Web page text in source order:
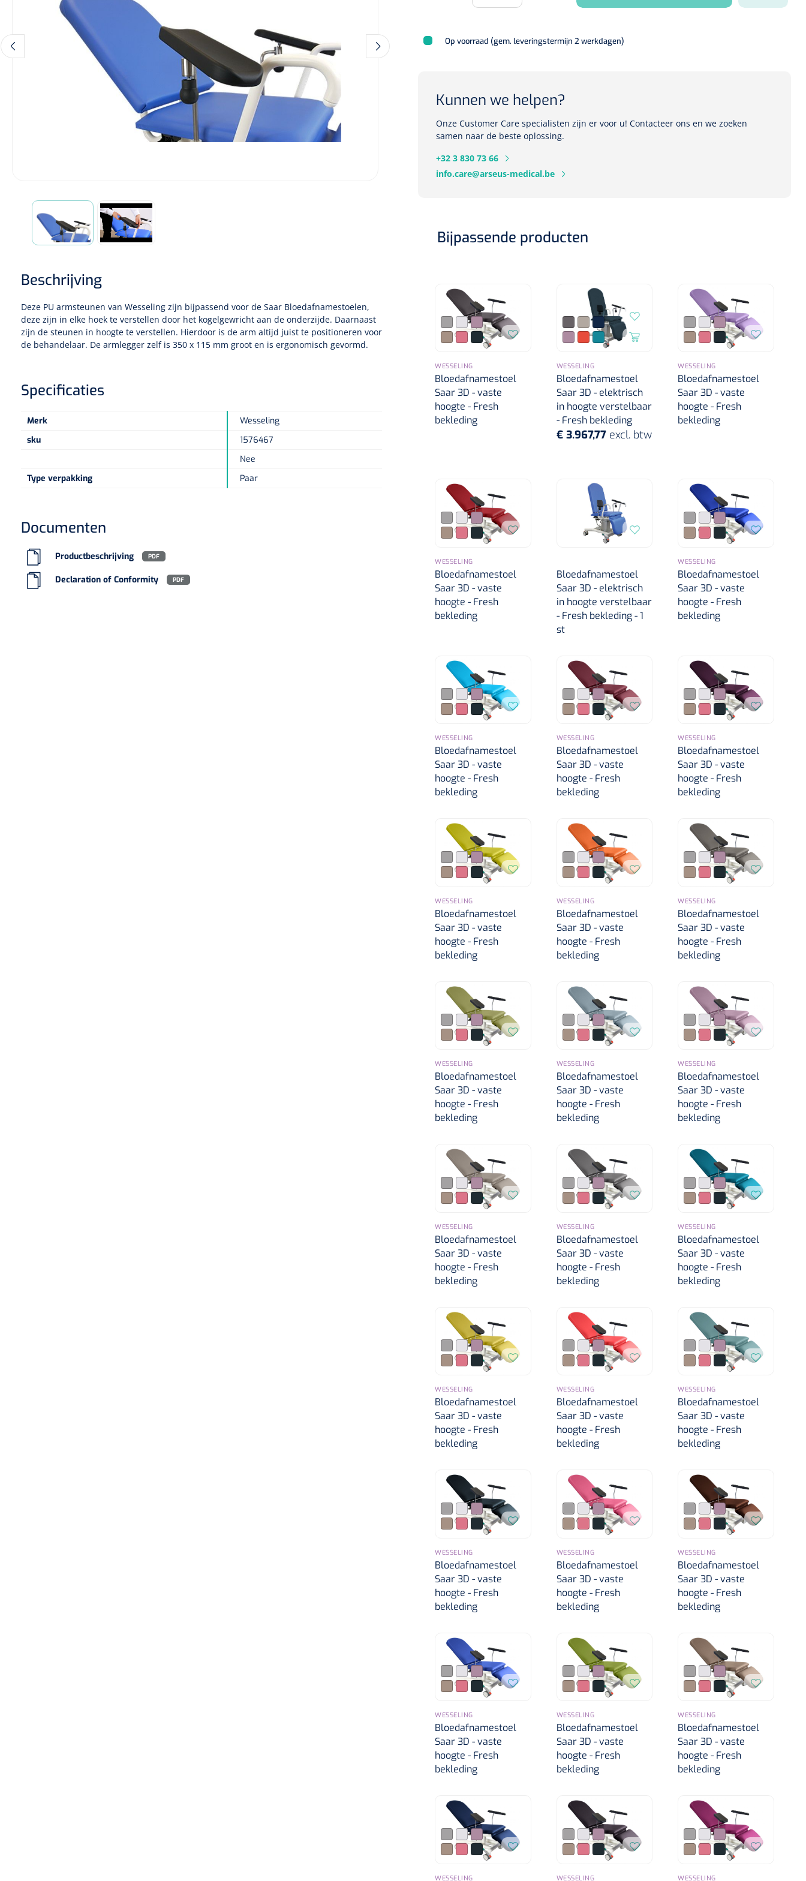
Incontinentiezorg
Injectiemateriaal
Infrastructuur
Instrumenten
Beschrijving
Deze PU armsteunen van Wesseling zijn bijpassend voor de Saar Bloedafnamestoelen,
deze zijn in elke hoek te verstellen door het kogelgewricht aan de onderzijde. Daarnaast
zijn de steunen in hoogte te verstellen. Hierdoor is de arm altijd juist te positioneren voor
de behandelaar. De armlegger zelf is 350 x 115 mm groot en is ergonomisch gevormd.
Specificaties
Merk
Wesseling
sku
1576467
Nee
Type verpakking
Paar
Documenten
Productbeschrijving PDF
Declaration of Conformity PDF
Op voorraad (gem. leveringstermijn 2 werkdagen)
Kunnen we helpen?
Onze Customer Care specialisten zijn er voor u! Contacteer ons en we zoeken
samen naar de beste oplossing.
+32 3 830 73 66
info.care@arseus-medical.be
Bijpassende producten
WESSELING
Bloedafnamestoel
Saar 3D - vaste
hoogte - Fresh
bekleding
WESSELING
Bloedafnamestoel
Saar 3D - elektrisch
in hoogte verstelbaar
- Fresh bekleding
€ 3.967,77 excl. btw
WESSELING
Bloedafnamestoel
Saar 3D - vaste
hoogte - Fresh
bekleding
WESSELING
Bloedafnamestoel
Saar 3D - vaste
hoogte - Fresh
bekleding
Bloedafnamestoel
Saar 3D - elektrisch
in hoogte verstelbaar
- Fresh bekleding - 1
st
WESSELING
Bloedafnamestoel
Saar 3D - vaste
hoogte - Fresh
bekleding
WESSELING
Bloedafnamestoel
Saar 3D - vaste
hoogte - Fresh
bekleding
WESSELING
Bloedafnamestoel
Saar 3D - vaste
hoogte - Fresh
bekleding
WESSELING
Bloedafnamestoel
Saar 3D - vaste
hoogte - Fresh
bekleding
WESSELING
Bloedafnamestoel
Saar 3D - vaste
hoogte - Fresh
bekleding
WESSELING
Bloedafnamestoel
Saar 3D - vaste
hoogte - Fresh
bekleding
WESSELING
Bloedafnamestoel
Saar 3D - vaste
hoogte - Fresh
bekleding
WESSELING
Bloedafnamestoel
Saar 3D - vaste
hoogte - Fresh
bekleding
WESSELING
Bloedafnamestoel
Saar 3D - vaste
hoogte - Fresh
bekleding
WESSELING
Bloedafnamestoel
Saar 3D - vaste
hoogte - Fresh
bekleding
WESSELING
Bloedafnamestoel
Saar 3D - vaste
hoogte - Fresh
bekleding
WESSELING
Bloedafnamestoel
Saar 3D - vaste
hoogte - Fresh
bekleding
WESSELING
Bloedafnamestoel
Saar 3D - vaste
hoogte - Fresh
bekleding
WESSELING
Bloedafnamestoel
Saar 3D - vaste
hoogte - Fresh
bekleding
WESSELING
Bloedafnamestoel
Saar 3D - vaste
hoogte - Fresh
bekleding
WESSELING
Bloedafnamestoel
Saar 3D - vaste
hoogte - Fresh
bekleding
WESSELING
Bloedafnamestoel
Saar 3D - vaste
hoogte - Fresh
bekleding
WESSELING
Bloedafnamestoel
Saar 3D - vaste
hoogte - Fresh
bekleding
WESSELING
Bloedafnamestoel
Saar 3D - vaste
hoogte - Fresh
bekleding
WESSELING
Bloedafnamestoel
Saar 3D - vaste
hoogte - Fresh
bekleding
WESSELING
Bloedafnamestoel
Saar 3D - vaste
hoogte - Fresh
bekleding
WESSELING
Bloedafnamestoel
Saar 3D - vaste
hoogte - Fresh
bekleding
WESSELING WESSELING WESSELING